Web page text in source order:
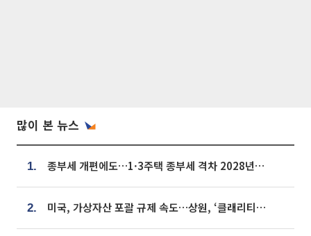
많이 본 뉴스
1. 종부세 개편에도…1·3주택 종부세 격차 2028년부터 확대
2. 미국, 가상자산 포괄 규제 속도…상원, ‘클래리티법’ 9월 절차투표 추진